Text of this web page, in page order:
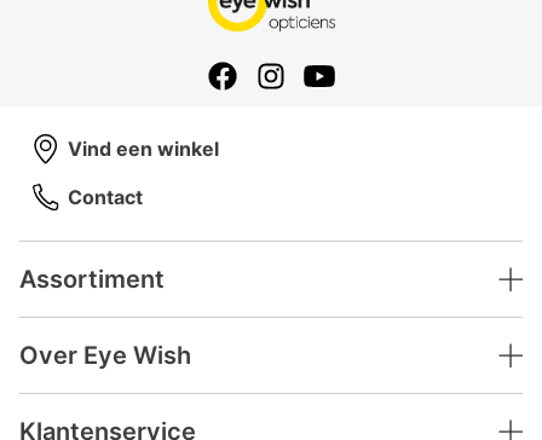
Assortiment
Over Eye Wish
Klantenservice
Vind een winkel
Contact